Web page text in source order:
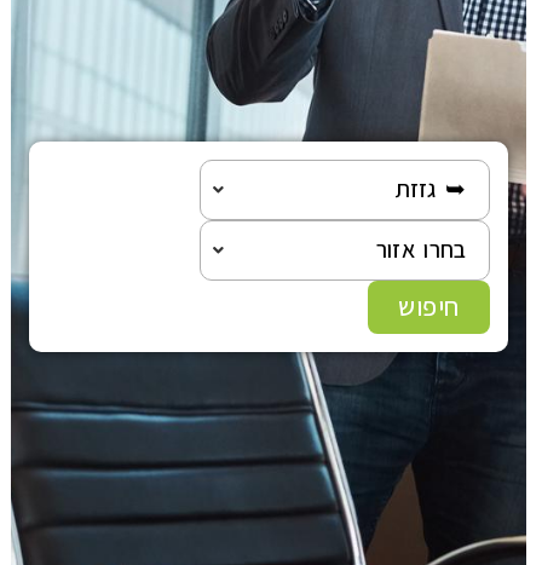
פלילי
משפט מסחרי
משפט אזרחי
רשלנות רפואית
פשיטת רגל
גישור ובוררות
➥ גזזת
בחרו אזור
חיפוש